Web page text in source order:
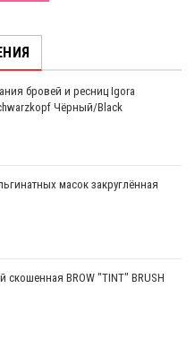
бровей и ресниц Igora
Чёрный/Black
масок закруглённая
скошенная BROW "TINT" BRUSH